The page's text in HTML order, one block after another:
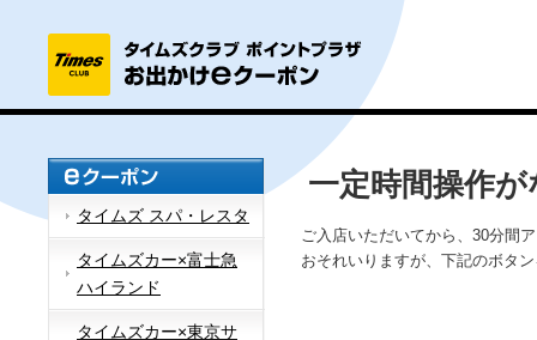
タイムズ スパ・レスタ
タイムズカー×富士急
ハイランド
タイムズカー×東京サ
一定時間操作
ご入店いただいてから、30分間
おそれいりますが、下記のボタ